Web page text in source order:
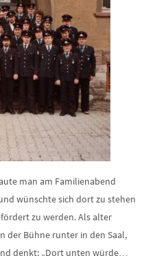
man am Familienabend
wünschte sich dort zu stehen
zu werden. Als alter
der Bühne runter in den Saal,
denkt: „Dort unten würde…